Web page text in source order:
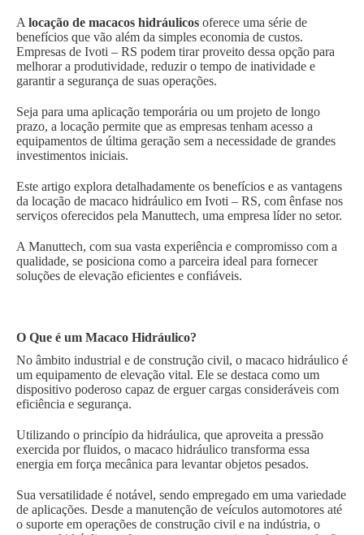
A locação de macacos hidráulicos oferece uma série de
benefícios que vão além da simples economia de custos.
Empresas de Ivoti – RS podem tirar proveito dessa opção para
melhorar a produtividade, reduzir o tempo de inatividade e
garantir a segurança de suas operações.
Seja para uma aplicação temporária ou um projeto de longo
prazo, a locação permite que as empresas tenham acesso a
equipamentos de última geração sem a necessidade de grandes
investimentos iniciais.
Este artigo explora detalhadamente os benefícios e as vantagens
da locação de macaco hidráulico em Ivoti – RS, com ênfase nos
serviços oferecidos pela Manuttech, uma empresa líder no setor.
A Manuttech, com sua vasta experiência e compromisso com a
qualidade, se posiciona como a parceira ideal para fornecer
soluções de elevação eficientes e confiáveis.
O Que é um Macaco Hidráulico?
No âmbito industrial e de construção civil, o macaco hidráulico é
um equipamento de elevação vital. Ele se destaca como um
dispositivo poderoso capaz de erguer cargas consideráveis com
eficiência e segurança.
Utilizando o princípio da hidráulica, que aproveita a pressão
exercida por fluidos, o macaco hidráulico transforma essa
energia em força mecânica para levantar objetos pesados.
Sua versatilidade é notável, sendo empregado em uma variedade
de aplicações. Desde a manutenção de veículos automotores até
o suporte em operações de construção civil e na indústria, o